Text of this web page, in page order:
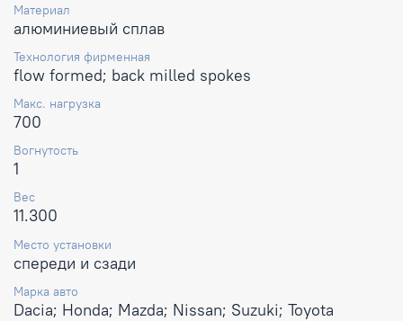
Материал
алюминиевый сплав
Технология фирменная
flow formed; back milled spokes
Макс. нагрузка
700
Вогнутость
1
Вес
11.300
Место установки
спереди и сзади
Марка авто
Dacia; Honda; Mazda; Nissan; Suzuki; Toyota